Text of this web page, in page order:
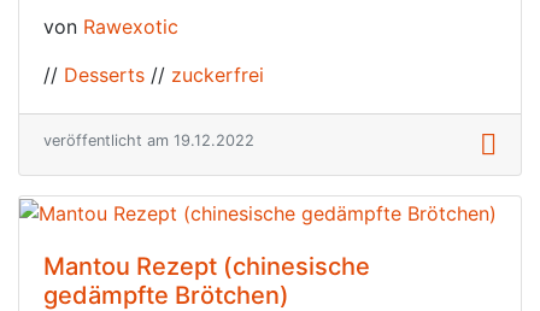
von Rawexotic
// Desserts // zuckerfrei
veröffentlicht am 19.12.2022
Mantou Rezept (chinesische
gedämpfte Brötchen)